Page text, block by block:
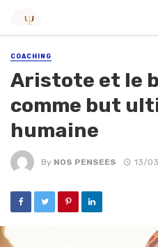
COACHING
Aristote et le
comme but
humaine
By NOS PENSEES 13/